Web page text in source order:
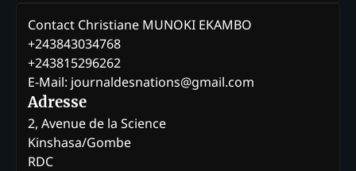
Contact Christiane MUNOKI EKAMBO
+243843034768
+243815296262
E-Mail: journaldesnations@gmail.com
Adresse
2, Avenue de la Science
Kinshasa/Gombe
RDC